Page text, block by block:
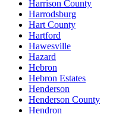
Harrison County
Harrodsburg
Hart County
Hartford
Hawesville
Hazard
Hebron
Hebron Estates
Henderson
Henderson County
Hendron